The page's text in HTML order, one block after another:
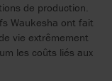
de production.
Waukesha ont fait
vie extrêmement
les coûts liés aux